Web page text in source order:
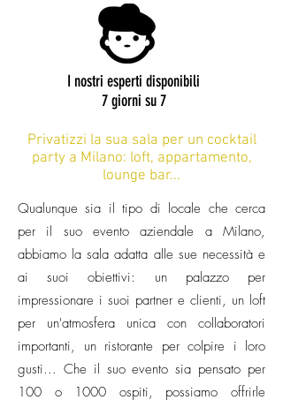
I nostri esperti disponibili
7 giorni su 7
Privatizzi la sua sala per un cocktail
party a Milano: loft, appartamento,
lounge bar...
Qualunque sia il tipo di locale che cerca
per il suo evento aziendale a Milano,
abbiamo la sala adatta alle sue necessità e
ai suoi obiettivi: un palazzo per
impressionare i suoi partner e clienti, un loft
per un'atmosfera unica con collaboratori
importanti, un ristorante per colpire i loro
gusti... Che il suo evento sia pensato per
100 o 1000 ospiti, possiamo offrirle